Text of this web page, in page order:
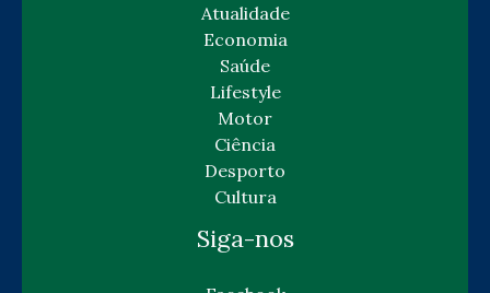
Atualidade
Economia
Saúde
Lifestyle
Motor
Ciência
Desporto
Cultura
Siga-nos